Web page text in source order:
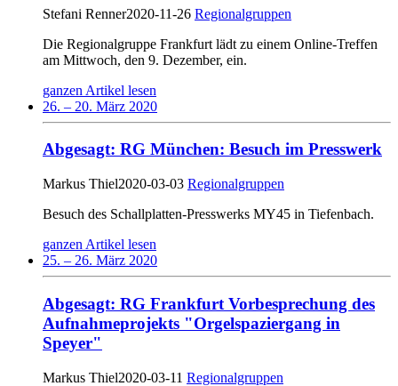
Stefani Renner2020-11-26 Regionalgruppen
Die Regionalgruppe Frankfurt lädt zu einem Online-Treffen
am Mittwoch, den 9. Dezember, ein.
ganzen Artikel lesen
26. – 20. März 2020
Abgesagt: RG München: Besuch im Presswerk
Markus Thiel2020-03-03 Regionalgruppen
Besuch des Schallplatten-Presswerks MY45 in Tiefenbach.
ganzen Artikel lesen
25. – 26. März 2020
Abgesagt: RG Frankfurt Vorbesprechung des
Aufnahmeprojekts "Orgelspaziergang in
Speyer"
Markus Thiel2020-03-11 Regionalgruppen